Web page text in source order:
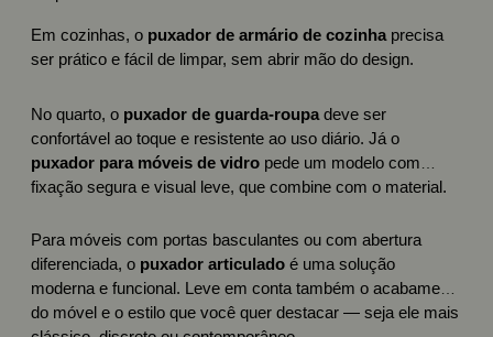
Em cozinhas, o puxador de armário de cozinha precisa
ser prático e fácil de limpar, sem abrir mão do design.
No quarto, o puxador de guarda-roupa deve ser
confortável ao toque e resistente ao uso diário. Já o
puxador para móveis de vidro pede um modelo com
fixação segura e visual leve, que combine com o material.
Para móveis com portas basculantes ou com abertura
diferenciada, o puxador articulado é uma solução
moderna e funcional. Leve em conta também o acabamento
do móvel e o estilo que você quer destacar — seja ele mais